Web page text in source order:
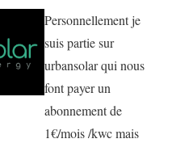
Personnellement je
suis partie sur
urbansolar qui nous
font payer un
abonnement de
1€/mois /kwc mais